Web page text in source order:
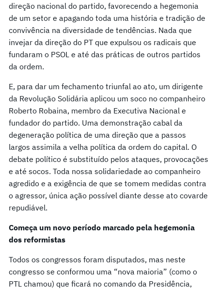
direção nacional do partido, favorecendo a hegemonia
de um setor e apagando toda uma história e tradição de
convivência na diversidade de tendências. Nada que
invejar da direção do PT que expulsou os radicais que
fundaram o PSOL e até das práticas de outros partidos
da ordem.
E, para dar um fechamento triunfal ao ato, um dirigente
da Revolução Solidária aplicou um soco no companheiro
Roberto Robaina, membro da Executiva Nacional e
fundador do partido. Uma demonstração cabal da
degeneração política de uma direção que a passos
largos assimila a velha política da ordem do capital. O
debate político é substituído pelos ataques, provocações
e até socos. Toda nossa solidariedade ao companheiro
agredido e a exigência de que se tomem medidas contra
o agressor, única ação possível diante desse ato covarde
repudiável.
Começa um novo período marcado pela hegemonia
dos reformistas
Todos os congressos foram disputados, mas neste
congresso se conformou uma “nova maioria” (como o
PTL chamou) que ficará no comando da Presidência,